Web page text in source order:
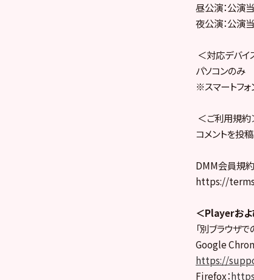
昼公演：公演
夜公演：公演
＜対応デバイ
パソコンのみ
※スマートフォ
＜ご利用規約
コメントを投
DMM会員規約
https://
＜Playerおよ
「別ブラウザ
Google
https://
Firefox：